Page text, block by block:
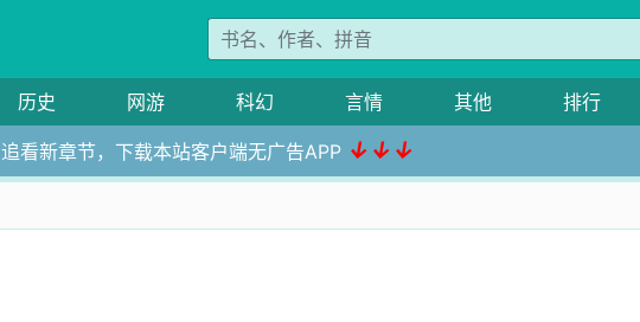
历史 网游 科幻 言情 其他 排行
追看新章节，下载本站客户端无广告APP ↓↓↓